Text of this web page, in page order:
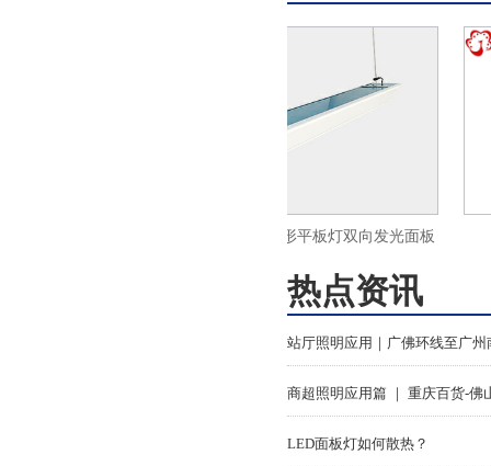
火树银花照明三角形平板灯双向发光面板
灯LED办公吊线灯ds33热点资讯
LED面板灯如何散热？